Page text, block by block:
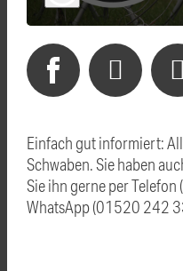
Einfach gut informiert:
Schwaben. Sie haben
Sie ihn gerne per
WhatsApp (01520 242